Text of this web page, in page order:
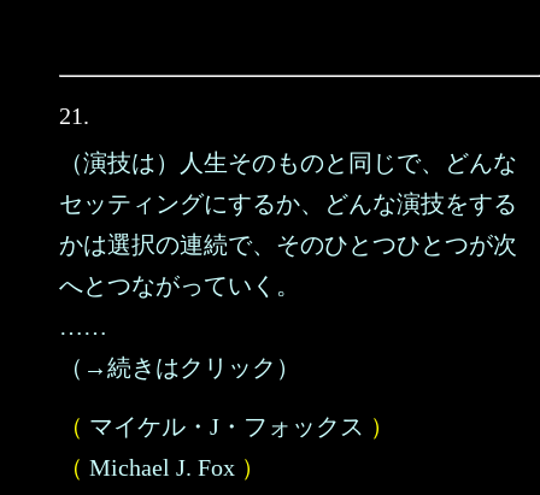
21.
（演技は）人生そのものと同じで、どんな
セッティングにするか、どんな演技をする
かは選択の連続で、そのひとつひとつが次
へとつながっていく。
……
（→続きはクリック）
（ マイケル・J・フォックス ）
（ Michael J. Fox ）